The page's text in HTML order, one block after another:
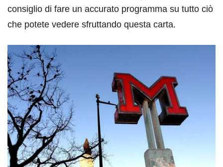
consiglio di fare un accurato programma su tutto ciò
che potete vedere sfruttando questa carta.